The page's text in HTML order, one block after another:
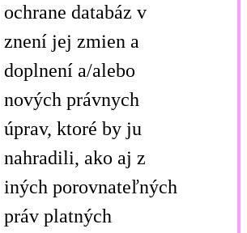
ochrane databáz v
znení jej zmien a
doplnení a/alebo
nových právnych
úprav, ktoré by ju
nahradili, ako aj z
iných porovnateľných
práv platných